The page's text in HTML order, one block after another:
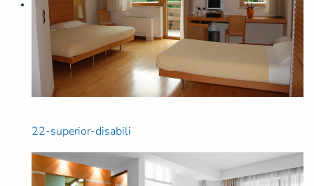
22-superior-disabili